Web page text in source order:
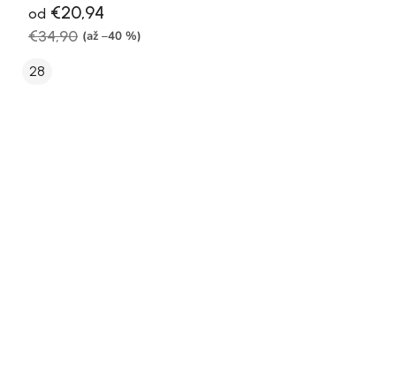
od €20,94
€34,90 (až –40 %)
28